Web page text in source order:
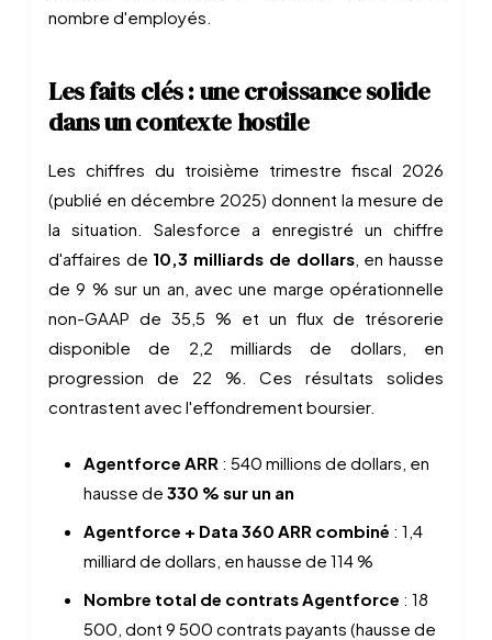
nombre d'employés.
Les faits clés : une croissance solide
dans un contexte hostile
Les chiffres du troisième trimestre fiscal 2026
(publié en décembre 2025) donnent la mesure de
la situation. Salesforce a enregistré un chiffre
d'affaires de 10,3 milliards de dollars, en hausse
de 9 % sur un an, avec une marge opérationnelle
non-GAAP de 35,5 % et un flux de trésorerie
disponible de 2,2 milliards de dollars, en
progression de 22 %. Ces résultats solides
contrastent avec l'effondrement boursier.
Agentforce ARR : 540 millions de dollars, en
hausse de 330 % sur un an
Agentforce + Data 360 ARR combiné : 1,4
milliard de dollars, en hausse de 114 %
Nombre total de contrats Agentforce : 18
500, dont 9 500 contrats payants (hausse de